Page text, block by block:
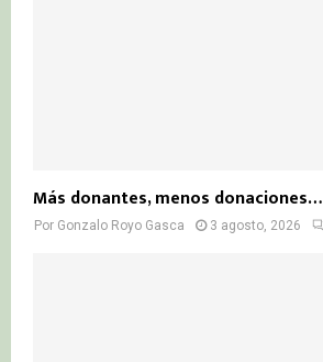
Más donantes, menos donaciones…
Por Gonzalo Royo Gasca 3 agosto, 2026